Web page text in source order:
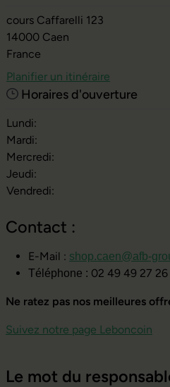
cours Caffarelli 123
14000 Caen
France
Planifier un itinéraire
Horaires d'ouverture
Lundi:
Mardi:
Mercredi:
Jeudi:
Vendredi:
Contact :
E-Mail : shop.caen@afb-
Téléphone : 02 49 49 27 26
Ne ratez pas nos meilleures
Suivez notre page Leboncoin
Le mot du